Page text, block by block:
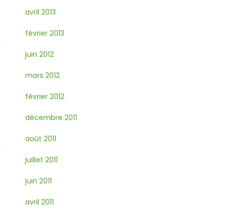
avril 2013
février 2013
juin 2012
mars 2012
février 2012
décembre 2011
août 2011
juillet 2011
juin 2011
avril 2011